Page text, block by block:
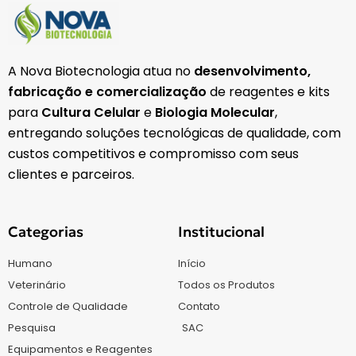
A Nova Biotecnologia atua no desenvolvimento,
fabricação e comercialização de reagentes e kits
para Cultura Celular e Biologia Molecular,
entregando soluções tecnológicas de qualidade, com
custos competitivos e compromisso com seus
clientes e parceiros.
Categorias
Humano
Veterinário
Controle de Qualidade
Pesquisa
Equipamentos e Reagentes
Institucional
Início
Todos os Produtos
Contato
SAC